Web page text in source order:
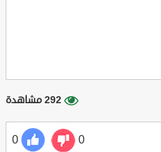
292 مشاهدة
0
0